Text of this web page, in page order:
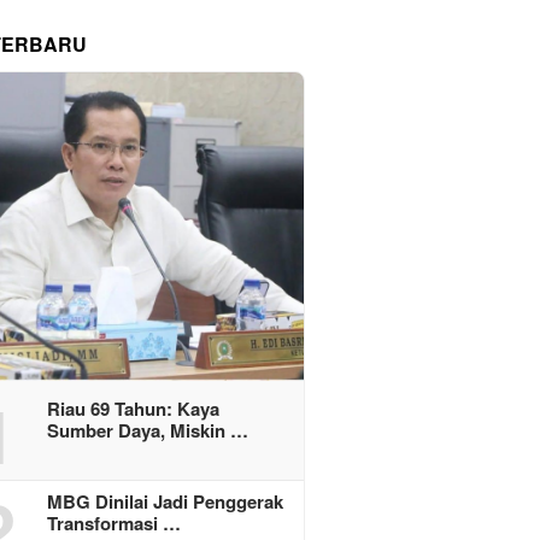
Riau 69 Tahun: Kaya
Sumber Daya, Miskin …
MBG Dinilai Jadi Penggerak
Transformasi …